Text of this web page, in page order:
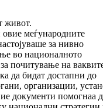
живот.
овие меѓународните
за нивно
во националното
почитување на
да бидат достапни до
организации,
документи помогнаа